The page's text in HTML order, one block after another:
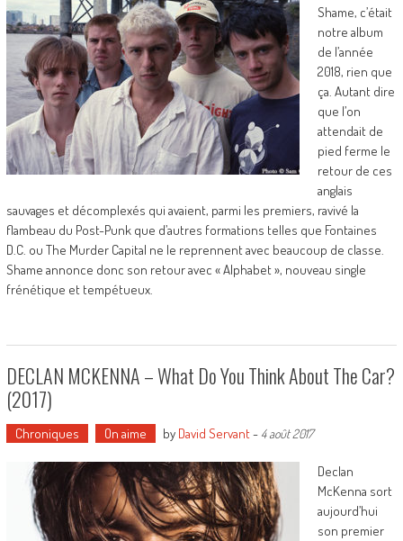
Shame, c’était
notre album
de l’année
2018, rien que
ça. Autant dire
que l’on
attendait de
pied ferme le
retour de ces
anglais
sauvages et décomplexés qui avaient, parmi les premiers, ravivé la
flambeau du Post-Punk que d’autres formations telles que Fontaines
D.C. ou The Murder Capital ne le reprennent avec beaucoup de classe.
Shame annonce donc son retour avec « Alphabet », nouveau single
frénétique et tempétueux.
DECLAN MCKENNA – What Do You Think About The Car?
(2017)
Chroniques On aime by David Servant- 4 août 2017
Declan
McKenna sort
aujourd’hui
son premier